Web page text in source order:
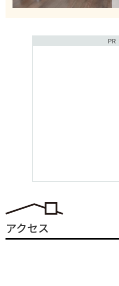
PR
アクセス